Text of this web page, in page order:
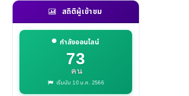
สถิติผู้เข้าชม
กำลังออนไลน์
73
คน
เริ่มนับ 10 ม.ค. 2566